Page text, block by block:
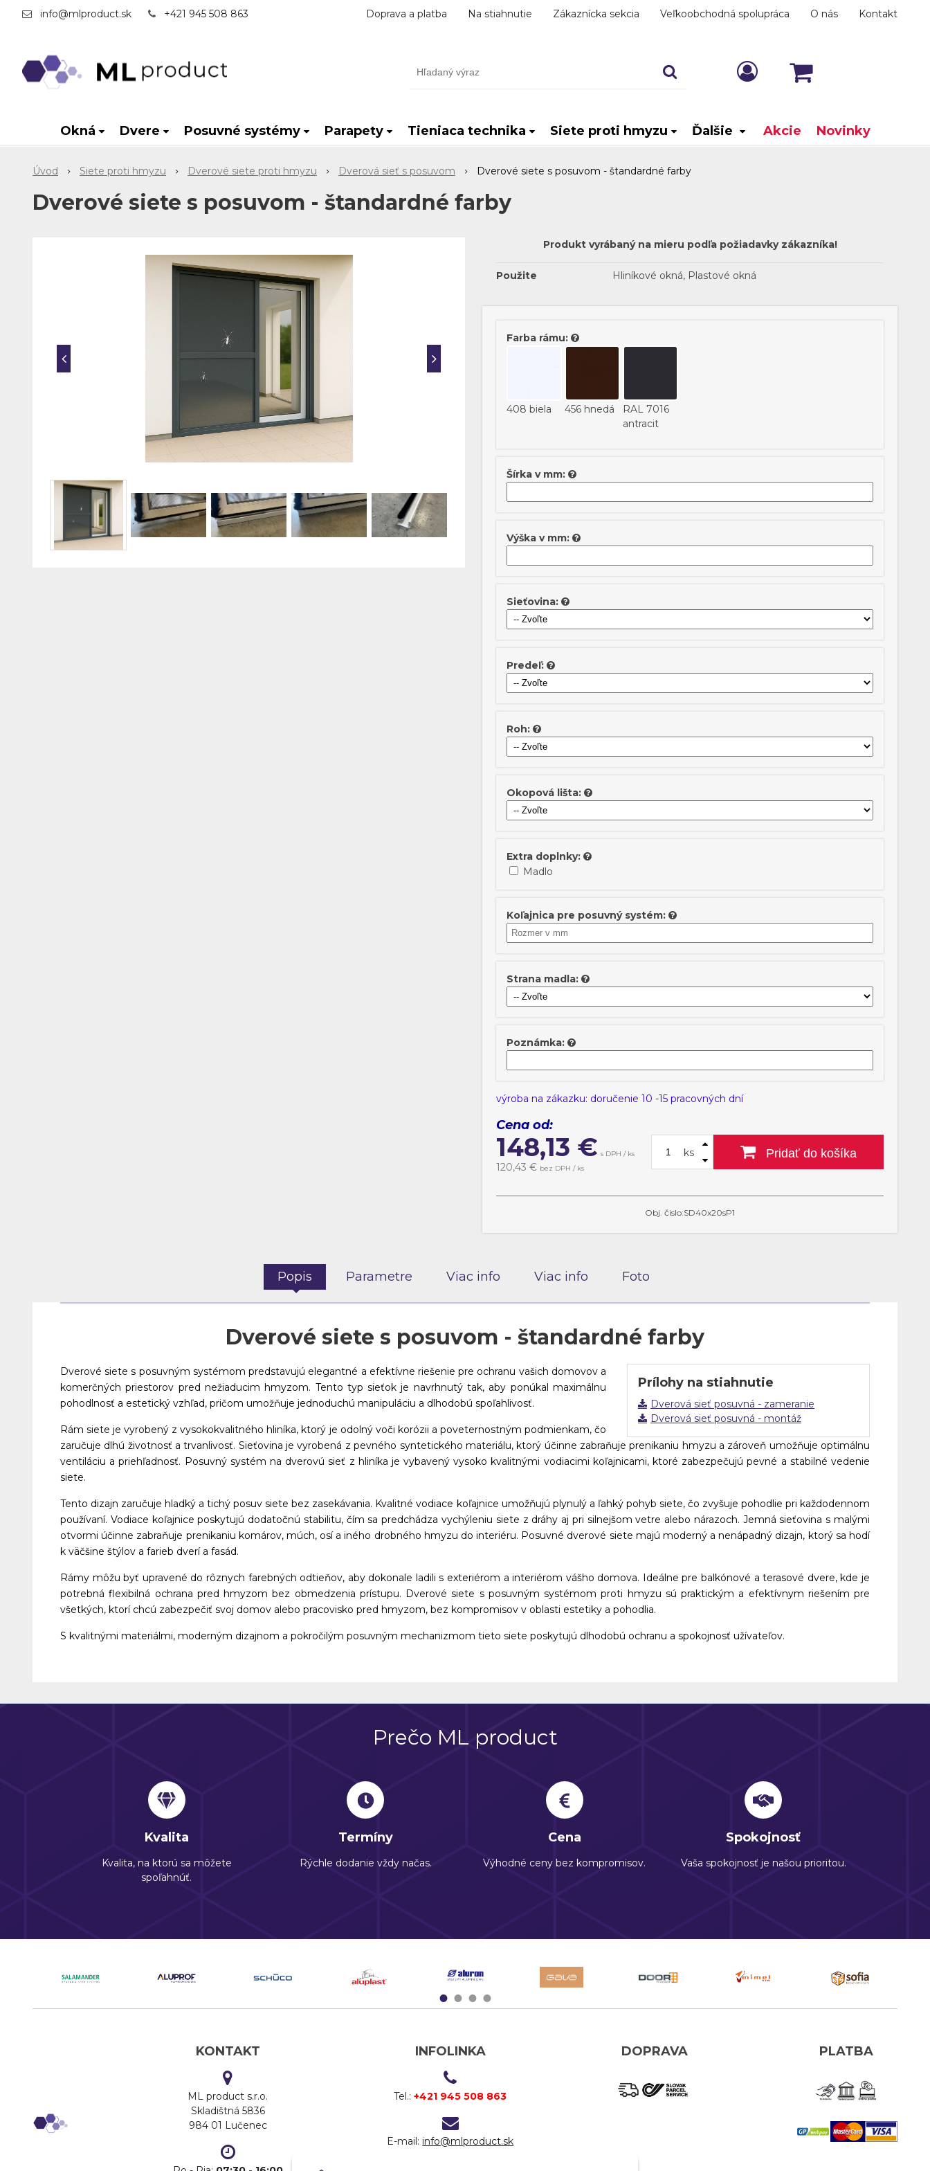
info@mlproduct.sk +421 945 508 863 Doprava a platba Na stiahnutie Zákaznícka sekcia Veľkoobchodná spolupráca O nás Kontakt
Okná Dvere Posuvné systémy Parapety Tieniaca technika Siete proti hmyzu Ďalšie Akcie Novinky
Úvod Siete proti hmyzu Dverové siete proti hmyzu Dverová sieť s posuvom Dverové siete s posuvom - štandardné farby
Dverové siete s posuvom - štandardné farby
Farba rámu:
408 biela 456 hnedá
RAL 7016
antracit
Šírka v mm:
Výška v mm:
Sieťovina:
Predeľ:
Roh:
Okopová lišta:
Extra doplnky:
Madlo
Koľajnica pre posuvný systém:
Strana madla:
Poznámka:
výroba na zákazku: doručenie 10 -15 pracovných dní
Cena od:
148,13 € s DPH / ks
120,43 € bez DPH / ks
ks Pridať do košíka
Obj. čislo:SD40x20sP1
Produkt vyrábaný na mieru podľa požiadavky zákazníka!
Použite Hliníkové okná, Plastové okná
Popis Parametre Viac info Viac info Foto
Dverové siete s posuvom - štandardné farby
Prílohy na stiahnutie
Dverová sieť posuvná - zameranie
Dverová sieť posuvná - montáž
Dverové siete s posuvným systémom predstavujú elegantné a efektívne riešenie pre ochranu vašich domovov a
komerčných priestorov pred nežiaducim hmyzom. Tento typ sieťok je navrhnutý tak, aby ponúkal maximálnu
pohodlnosť a estetický vzhľad, pričom umožňuje jednoduchú manipuláciu a dlhodobú spoľahlivosť.
Rám siete je vyrobený z vysokokvalitného hliníka, ktorý je odolný voči korózii a poveternostným podmienkam, čo
zaručuje dlhú životnosť a trvanlivosť. Sieťovina je vyrobená z pevného syntetického materiálu, ktorý účinne zabraňuje prenikaniu hmyzu a zároveň umožňuje optimálnu
ventiláciu a priehľadnosť. Posuvný systém na dverovú sieť z hliníka je vybavený vysoko kvalitnými vodiacimi koľajnicami, ktoré zabezpečujú pevné a stabilné vedenie
siete.
Tento dizajn zaručuje hladký a tichý posuv siete bez zasekávania. Kvalitné vodiace koľajnice umožňujú plynulý a ľahký pohyb siete, čo zvyšuje pohodlie pri každodennom
používaní. Vodiace koľajnice poskytujú dodatočnú stabilitu, čím sa predchádza vychýleniu siete z dráhy aj pri silnejšom vetre alebo nárazoch. Jemná sieťovina s malými
otvormi účinne zabraňuje prenikaniu komárov, múch, osí a iného drobného hmyzu do interiéru. Posuvné dverové siete majú moderný a nenápadný dizajn, ktorý sa hodí
k väčšine štýlov a farieb dverí a fasád.
Rámy môžu byť upravené do rôznych farebných odtieňov, aby dokonale ladili s exteriérom a interiérom vášho domova. Ideálne pre balkónové a terasové dvere, kde je
potrebná flexibilná ochrana pred hmyzom bez obmedzenia prístupu. Dverové siete s posuvným systémom proti hmyzu sú praktickým a efektívnym riešením pre
všetkých, ktorí chcú zabezpečiť svoj domov alebo pracovisko pred hmyzom, bez kompromisov v oblasti estetiky a pohodlia.
S kvalitnými materiálmi, moderným dizajnom a pokročilým posuvným mechanizmom tieto siete poskytujú dlhodobú ochranu a spokojnosť užívateľov.
Prečo ML product
Kvalita
Kvalita, na ktorú sa môžete
spoľahnúť.
Termíny
Rýchle dodanie vždy načas.
Cena
Výhodné ceny bez kompromisov.
Spokojnosť
Vaša spokojnosť je našou prioritou.
1234
KONTAKT
ML product s.r.o.
Skladištná 5836
984 01 Lučenec
INFOLINKA
Tel.:+421 945 508 863
E-mail: info@mlproduct.sk
DOPRAVA PLATBA